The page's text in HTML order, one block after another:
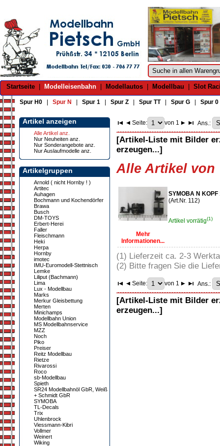
Startseite Modelleisenbahn Modellautos Modellbau Slot
Spur H0 Spur N Spur 1 Spur Z Spur TT| Spur G Spur 0
Artikel anzeigen
Alle Artikel anz.
Nur Neuheiten anz.
Nur Sonderangebote anz.
Nur Auslaufmodelle anz.
Artikelgruppen
Arnold ( nicht Hornby ! )
Artitec
Auhagen
Bochmann und Kochendörfer
Brawa
Busch
DM-TOYS
Erbert-Herei
Faller
Fleischmann
Heki
Herpa
Hornby
imotec
IMU-Euromodell-Stettnisch
Lemke
Liliput (Bachmann)
Lima
Lux - Modellbau
Marks
Merkur Gleisbettung
Merten
Minichamps
Modellbahn Union
MS Modellbahnservice
MZZ
Noch
Piko
Preiser
Reitz Modellbau
Rietze
Rivarossi
Roco
sb-Modellbau
Spieth
SR24 Modellbahnöl GbR, Weiß
+ Schmidt GbR
SYMOBA
TL-Decals
Trix
Uhlenbrock
Viessmann-Kibri
Vollmer
Weinert
Wiking
Seite: von 1 Ans.:
[Artikel-Liste mit Bilder
erzeugen...]
Alle Artikel von
Mehr
Informationen...
SYMOBA N KOPF
(Art.Nr. 112)
Artikel vorrätig(1)
(1) Lieferzeit ca. 2-3
(2) Bitte fragen Sie die
Seite: von 1 Ans.:
[Artikel-Liste mit Bilder
erzeugen...]